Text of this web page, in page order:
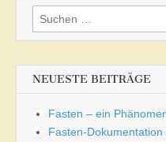
Suchen
nach:
NEUESTE BEITRÄGE
Fasten – ein
Fasten-Dokumentation